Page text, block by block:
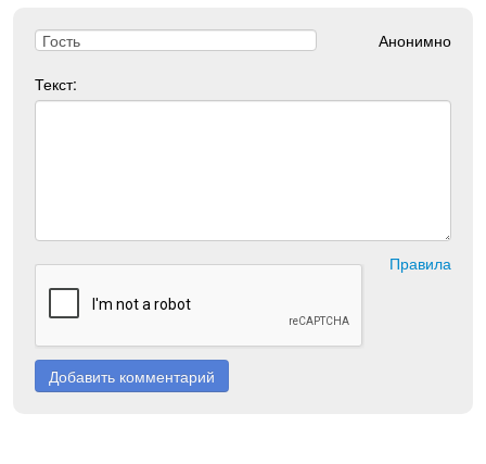
Анонимно
Текст:
Правила
Добавить комментарий